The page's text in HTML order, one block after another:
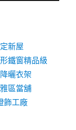
新屋
鐵窗精品級
曬衣架
區當舖
飾工廠